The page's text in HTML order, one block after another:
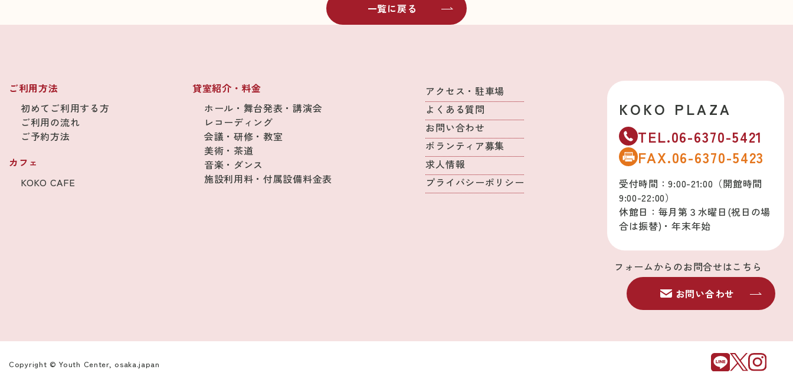
一覧に戻る
ご利用方法
初めてご利用する方
ご利用の流れ
ご予約方法
カフェ
KOKO CAFE
貸室紹介・料金
ホール・舞台発表・講演会
レコーディング
会議・研修・教室
美術・茶道
音楽・ダンス
施設利用料・付属設備料金表
アクセス・駐車場
よくある質問
お問い合わせ
ボランティア募集
求人情報
プライバシーポリシー
KOKO PLAZA
TEL.06-6370-5421
FAX.06-6370-5423
受付時間：9:00-21:00（開館時間
9:00-22:00）
休館日：毎月第３水曜日(祝日の場
合は振替)・年末年始
フォームからのお問合せはこちら
お問い合わせ
Copyright © Youth Center, osaka.japan